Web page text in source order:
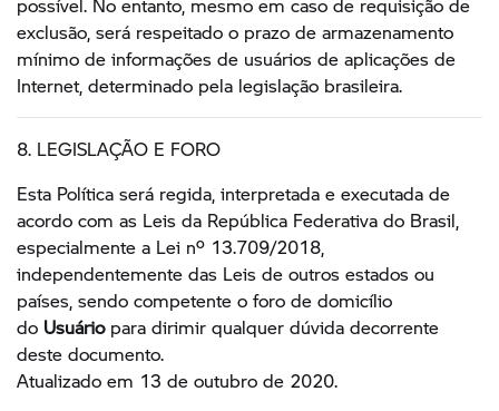
exclusão, será respeitado o prazo de armazenamento
mínimo de informações de usuários de aplicações de
Internet, determinado pela legislação brasileira.
8. LEGISLAÇÃO E FORO
Esta Política será regida, interpretada e executada de
acordo com as Leis da República Federativa do Brasil,
especialmente a Lei nº 13.709/2018,
independentemente das Leis de outros estados ou
países, sendo competente o foro de domicílio
do Usuáriopara dirimir qualquer dúvida decorrente
deste documento.
Atualizado em 13 de outubro de 2020.